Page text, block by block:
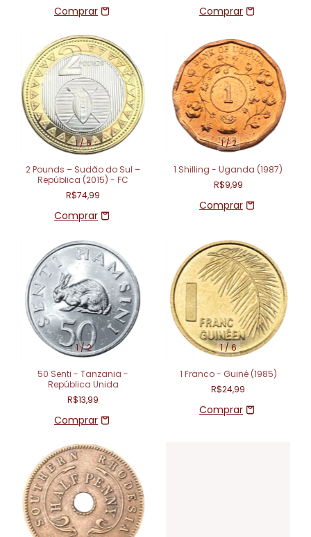
1/6
2 Pounds – Sudão do Sul –
República (2015) - FC
R$74,99
1/2
1 Shilling - Uganda (1987)
R$9,99
1/2
50 Senti - Tanzania -
República Unida
R$13,99
1/6
1 Franco - Guiné (1985)
R$24,99